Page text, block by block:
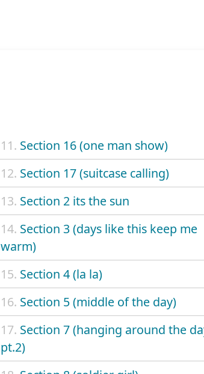
11. Section 16 (one man show)
12. Section 17 (suitcase calling)
13. Section 2 its the sun
14. Section 3 (days like this keep me
warm)
15. Section 4 (la la)
16. Section 5 (middle of the day)
17. Section 7 (hanging around the
pt.2)